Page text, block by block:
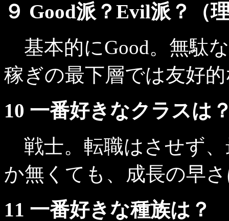
９ Good派？Evil派？（
基本的にGood。無駄
稼ぎの最下層では友好
10 一番好きなクラスは
戦士。転職はさせず
か無くても、成長の早
11 一番好きな種族は？